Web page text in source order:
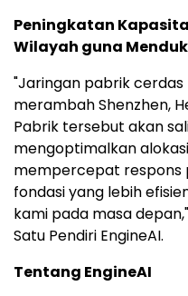
Peningkatan
Wilayah guna
"Jaringan pabrik cerdas
merambah Shenzhen,
Pabrik tersebut akan
mengoptimalkan
mempercepat respons
fondasi yang lebih
kami pada masa
Satu Pendiri EngineAI.
Tentang EngineAI